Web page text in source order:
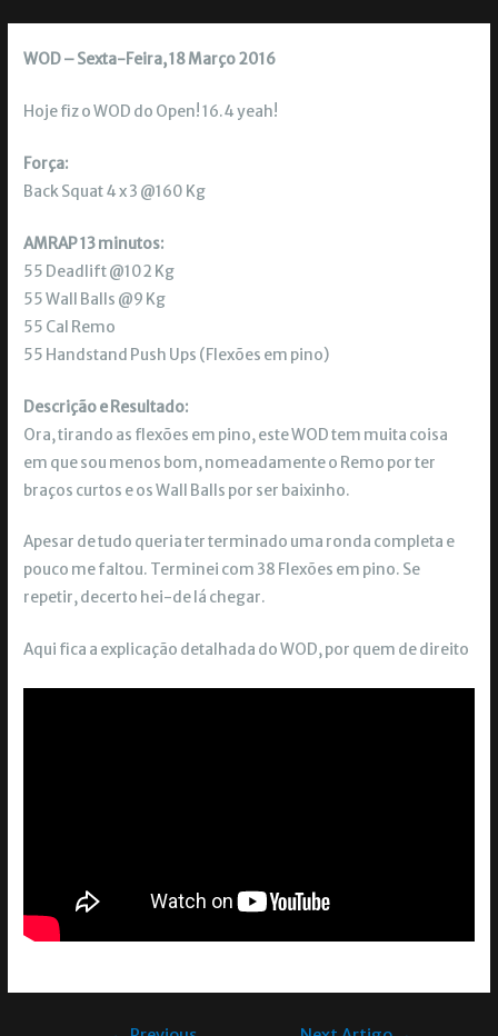
WOD – Sexta-Feira, 18 Março 2016
Hoje fiz o WOD do Open! 16.4 yeah!
Força:
Back Squat 4 x 3 @160 Kg
AMRAP 13 minutos:
55 Deadlift @102 Kg
55 Wall Balls @9 Kg
55 Cal Remo
55 Handstand Push Ups (Flexões em pino)
Descrição e Resultado:
Ora, tirando as flexões em pino, este WOD tem muita coisa
em que sou menos bom, nomeadamente o Remo por ter
braços curtos e os Wall Balls por ser baixinho.
Apesar de tudo queria ter terminado uma ronda completa e
pouco me faltou. Terminei com 38 Flexões em pino. Se
repetir, decerto hei-de lá chegar.
Aqui fica a explicação detalhada do WOD, por quem de direito